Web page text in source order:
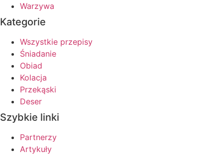
Warzywa
Kategorie
Wszystkie przepisy
Śniadanie
Obiad
Kolacja
Przekąski
Deser
Szybkie linki
Partnerzy
Artykuły